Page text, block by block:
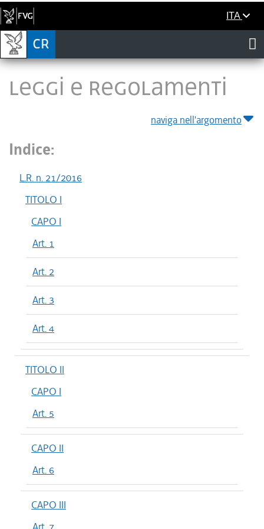
ITA
LEGGI E REGOLAMENTI
naviga nell'argomento
Indice:
L.R. n. 21/2016
TITOLO I
CAPO I
Art. 1
Art. 2
Art. 3
Art. 4
TITOLO II
CAPO I
Art. 5
CAPO II
Art. 6
CAPO III